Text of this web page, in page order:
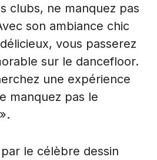
clubs, ne manquez pas
son ambiance chic
vous passerez
sur le dancefloor.
une expérience
manquez pas le
le célèbre dessin